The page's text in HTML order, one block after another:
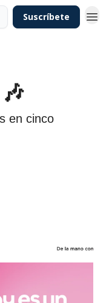
Suscríbete
en cinco